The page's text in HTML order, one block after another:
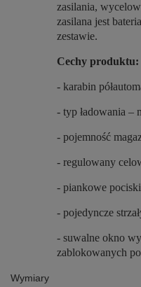
zasilania,
zasilana jest
zestawie.
Cechy produktu:
- karabin
- typ ładowania –
- pojemność
- regulowany
- piankowe
- pojedyncze
- suwalne okno
zablokowanych
Wymiary